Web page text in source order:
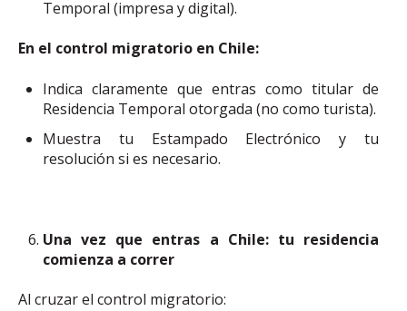
Temporal (impresa y digital).
En el control migratorio en Chile:
Indica claramente que entras como titular de
Residencia Temporal otorgada (no como turista).
Muestra tu Estampado Electrónico y tu
resolución si es necesario.
Una vez que entras a Chile: tu residencia
comienza a correr
Al cruzar el control migratorio: